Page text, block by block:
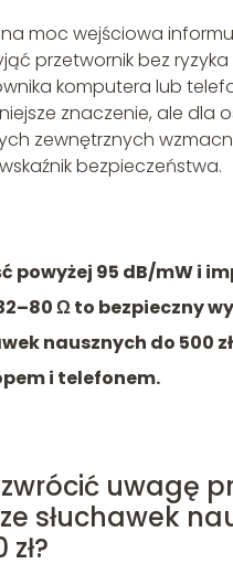
moc wejściowa
przetwornik bez
komputera lub
znaczenie, ale dla
zewnętrznych
bezpieczeństwa.
powyżej 95 dB/mW i
Ω to bezpieczny
nausznych do 500
i telefonem.
uwagę
słuchawek